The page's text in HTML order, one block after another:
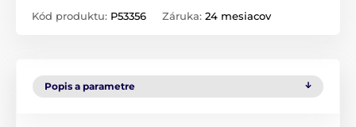
Kód produktu: P53356 Záruka: 24 mesiacov
Popis a parametre